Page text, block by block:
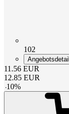
102
11.56 EUR
12.85 EUR
-10%